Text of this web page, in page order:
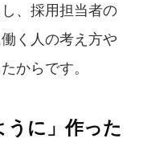
、採用担当者の
く人の考え方や
からです。
うに」作った